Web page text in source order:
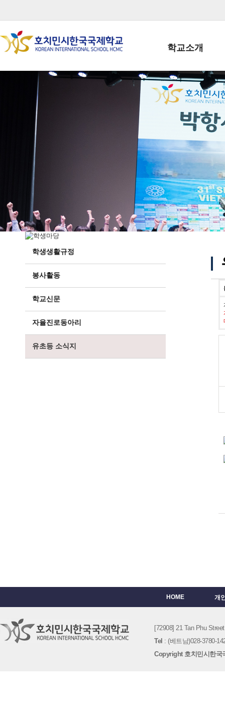
학교소개
학교장인사말
학생회장인사말
학교상징
학교 CI
교직원현황
학생현황
위치/전화
전경사진
학생생활규정
봉사활동
학교신문
자율진로동아리
유초등 소식지
HOME 개
[72908] 21 Tan Phu
Tel : (베트남)028-3780-
Copyright 호치민시한국